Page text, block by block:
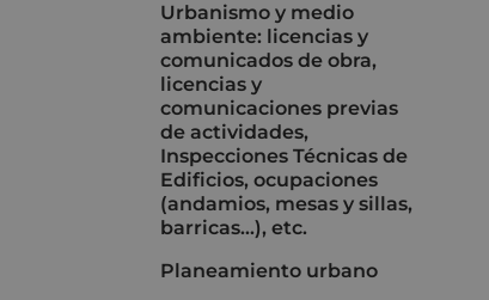
Urbanismo y medio
ambiente: licencias y
comunicados de obra,
licencias y
comunicaciones previas
de actividades,
Inspecciones Técnicas de
Edificios, ocupaciones
(andamios, mesas y sillas,
barricas...), etc.
Planeamiento urbano